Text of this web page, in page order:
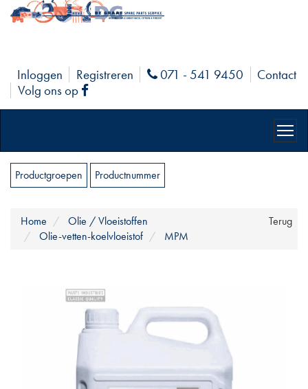
Inloggen Registreren Phone
071 - 541 9450
Contact
Volg ons op
Facebook
Productgroepen Productnummer
Terug
Home
Olie / Vloeistoffen
Olie-vetten-koelvloeistof
MPM